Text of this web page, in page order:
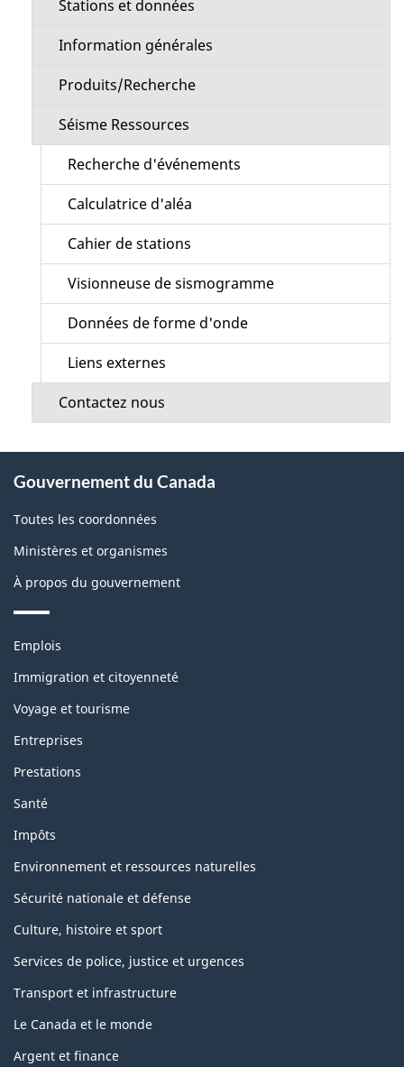
Stations et données
Information générales
Produits/Recherche
Séisme Ressources
Recherche d'événements
Calculatrice d'aléa
Cahier de stations
Visionneuse de sismogramme
Données de forme d'onde
Liens externes
Contactez nous
propos
de
ce
Gouvernement du Canada
Toutes les coordonnées
Ministères et organismes
À propos du gouvernement
Thèmes
sujets
Emplois
Immigration et citoyenneté
Voyage et tourisme
Entreprises
Prestations
Santé
Impôts
Environnement et ressources naturelles
Sécurité nationale et défense
Culture, histoire et sport
Services de police, justice et urgences
Transport et infrastructure
Le Canada et le monde
Argent et finance